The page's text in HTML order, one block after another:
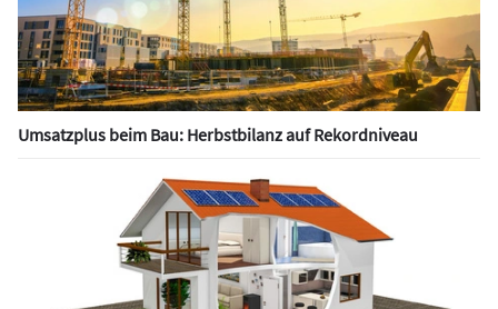
Umsatzplus beim Bau: Herbstbilanz auf Rekordniveau